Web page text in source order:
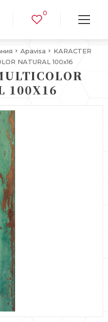
0
Apavisa
KARACTER
NATURAL 100х16
100Х16